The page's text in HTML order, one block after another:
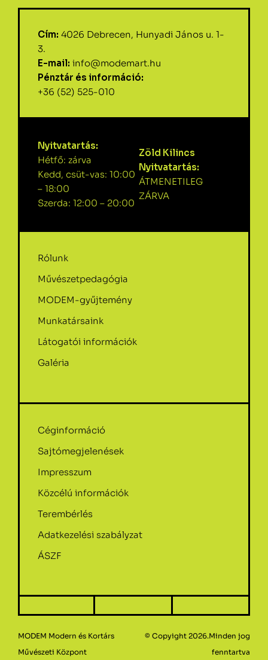
Cím: 4026 Debrecen, Hunyadi János u. 1-
3.
E-mail: info@modemart.hu
Pénztár és információ:
+36 (52) 525-010
Nyitvatartás:
Hétfő: zárva
Kedd, csüt-vas: 10:00
– 18:00
Szerda: 12:00 – 20:00
Zöld Kilincs
Nyitvatartás:
ÁTMENETILEG
ZÁRVA
Rólunk
Művészetpedagógia
MODEM-gyűjtemény
Munkatársaink
Látogatói információk
Galéria
Céginformáció
Sajtómegjelenések
Impresszum
Közcélú információk
Terembérlés
Adatkezelési szabályzat
ÁSZF
MODEM Modern és Kortárs
Művészeti Központ
© Copyight 2026.Minden jog
fenntartva